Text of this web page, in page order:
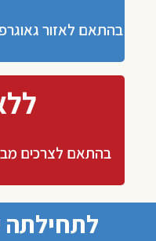
בהתאם לאזור
בהתאם לצרכים